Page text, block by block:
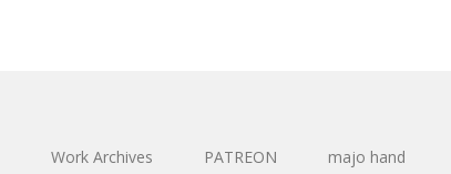
Work Archives PATREON majo hand